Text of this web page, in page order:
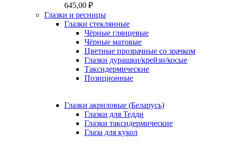
645,00 ₽
Глазки и ресницы
Глазки стеклянные
Чёрные глянцевые
Чёрные матовые
Цветные прозрачные со зрачком
Глазки дурашки/крейзи/косые
Таксидермические
Позиционные
Глазки акриловые (Беларусь)
Глазки для Тедди
Глазки таксидермические
Глаза для кукол